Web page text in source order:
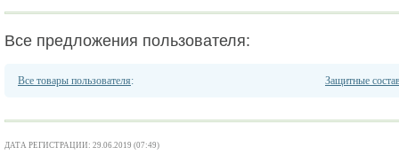
Все предложения пользователя:
Все товары пользователя: Защитные
ДАТА РЕГИСТРАЦИИ: 29.06.2019 (07:49)